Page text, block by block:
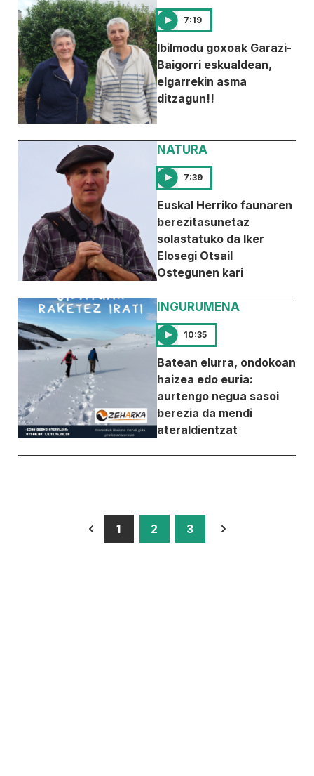
7:19
Ibilmodu goxoak Garazi-
Baigorri eskualdean,
elgarrekin asma
ditzagun!!
NATURA
7:39
Euskal Herriko faunaren
berezitasunetaz
solastatuko da Iker
Elosegi Otsail
Ostegunen kari
INGURUMENA
10:35
Batean elurra, ondokoan
haizea edo euria:
aurtengo negua sasoi
berezia da mendi
ateraldientzat
1 2 3